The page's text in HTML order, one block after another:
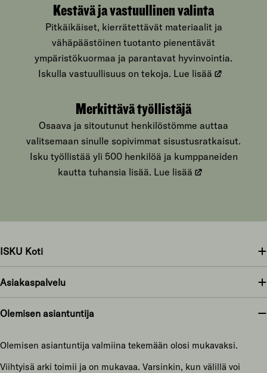
Kestävä ja vastuullinen valinta
Pitkäikäiset, kierrätettävät materiaalit ja
vähäpäästöinen tuotanto pienentävät
ympäristökuormaa ja parantavat hyvinvointia.
Iskulla vastuullisuus on tekoja. Lue lisää
Merkittävä työllistäjä
Osaava ja sitoutunut henkilöstömme auttaa
valitsemaan sinulle sopivimmat sisustusratkaisut.
Isku työllistää yli 500 henkilöä ja kumppaneiden
kautta tuhansia lisää. Lue lisää
ISKU Koti
Asiakaspalvelu
Olemisen asiantuntija
Olemisen asiantuntija valmiina tekemään olosi mukavaksi.
Viihtyisä arki toimii ja on mukavaa. Varsinkin, kun välillä voi